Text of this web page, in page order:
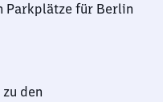
Parkplätze für Berlin
den